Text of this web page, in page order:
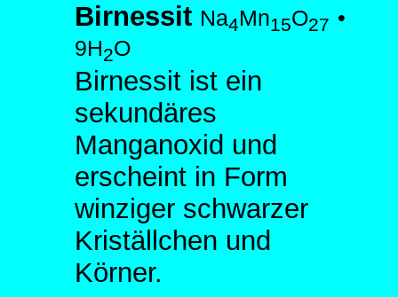
Birnessit Na4Mn15O27 •
9H2O
Birnessit ist ein
sekundäres
Manganoxid und
erscheint in Form
winziger schwarzer
Kriställchen und
Körner.